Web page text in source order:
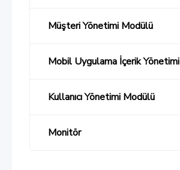
Müşteri Yönetimi Modülü
Mobil Uygulama İçerik Yönetimi
Kullanıcı Yönetimi Modülü
Monitör